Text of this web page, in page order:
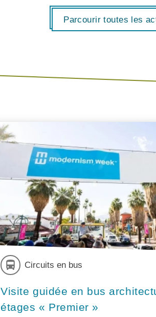
Parcourir toutes les
Circuits en bus
Visite guidée en bus
étages « Premier »